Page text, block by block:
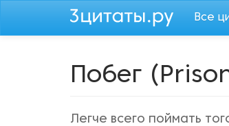
Все
Побег
Легче всего поймать